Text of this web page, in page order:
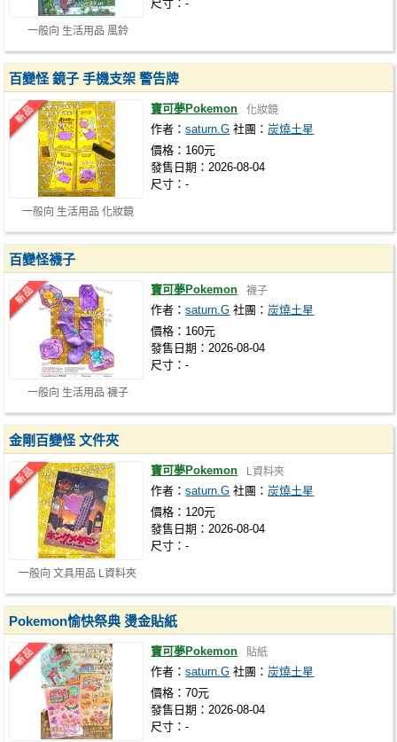
一般向 生活用品 風鈴
尺寸：-
一般向 生活用品 化妝鏡
百變怪 鏡子 手機支架 警告牌
寶可夢Pokemon 化妝鏡
作者：saturn.G 社團： 炭燒土星
價格：160元
發售日期：2026-08-04
尺寸：-
一般向 生活用品 襪子
百變怪襪子
寶可夢Pokemon 襪子
作者：saturn.G 社團： 炭燒土星
價格：160元
發售日期：2026-08-04
尺寸：-
一般向 文具用品 L資料夾
金剛百變怪 文件夾
寶可夢Pokemon L資料夾
作者：saturn.G 社團： 炭燒土星
價格：120元
發售日期：2026-08-04
尺寸：-
Pokemon愉快祭典 燙金貼紙
寶可夢Pokemon 貼紙
作者：saturn.G 社團： 炭燒土星
價格：70元
發售日期：2026-08-04
尺寸：-